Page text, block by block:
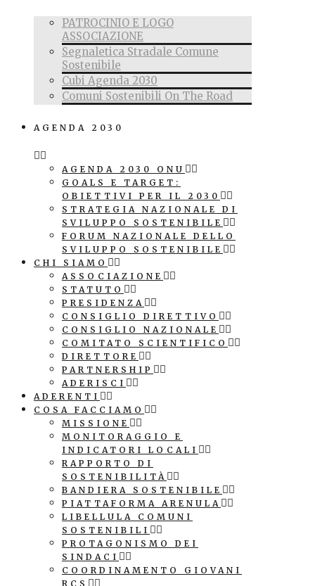
PATROCINIO E LOGO
ASSOCIAZIONE
Segnaletica Stradale Comune
Sostenibile
Cubi Agenda 2030
Comuni Sostenibili On The Road
AGENDA 2030
AGENDA 2030 ONU
GOALS E TARGET:
OBIETTIVI PER IL 2030
STRATEGIA NAZIONALE DI
SVILUPPO SOSTENIBILE
FORUM NAZIONALE DELLO
SVILUPPO SOSTENIBILE
CHI SIAMO
ASSOCIAZIONE
STATUTO
PRESIDENZA
CONSIGLIO DIRETTIVO
CONSIGLIO NAZIONALE
COMITATO SCIENTIFICO
DIRETTORE
PARTNERSHIP
ADERISCI
ADERENTI
COSA FACCIAMO
MISSIONE
MONITORAGGIO E
INDICATORI LOCALI
RAPPORTO DI
SOSTENIBILITÀ
BANDIERA SOSTENIBILE
PIATTAFORMA ARENULA
LIBELLULA COMUNI
SOSTENIBILI
PROTAGONISMO DEI
SINDACI
COORDINAMENTO GIOVANI
RCS